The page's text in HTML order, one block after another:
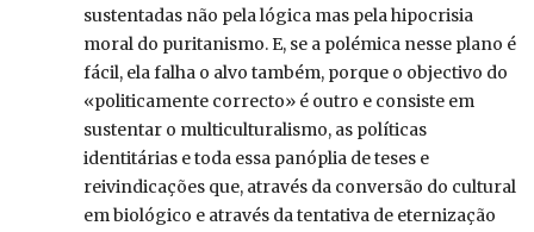
sustentadas não pela lógica mas pela hipocrisia
moral do puritanismo. E, se a polémica nesse plano é
fácil, ela falha o alvo também, porque o objectivo do
«politicamente correcto» é outro e consiste em
sustentar o multiculturalismo, as políticas
identitárias e toda essa panóplia de teses e
reivindicações que, através da conversão do cultural
em biológico e através da tentativa de eternização